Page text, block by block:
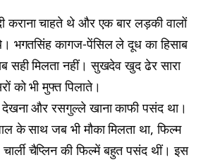
कराना चाहते थे और एक बार लड़की वालों
भगतसिंह कागज-पेंसिल ले दूध का हिसाब
सही मिलता नहीं। सुखदेव खुद ढेर सारा
को भी मुफ्त पिलाते।
और रसगुल्ले खाना काफी पसंद था।
के साथ जब भी मौका मिलता था, फिल्म
चैप्लिन की फिल्में बहुत पसंद थीं। इस